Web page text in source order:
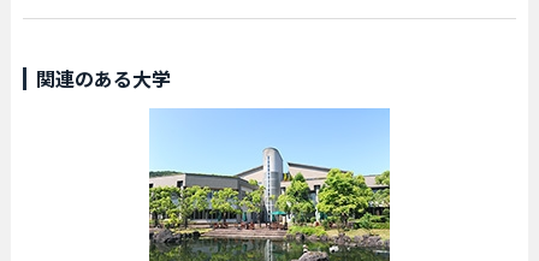
関連のある大学